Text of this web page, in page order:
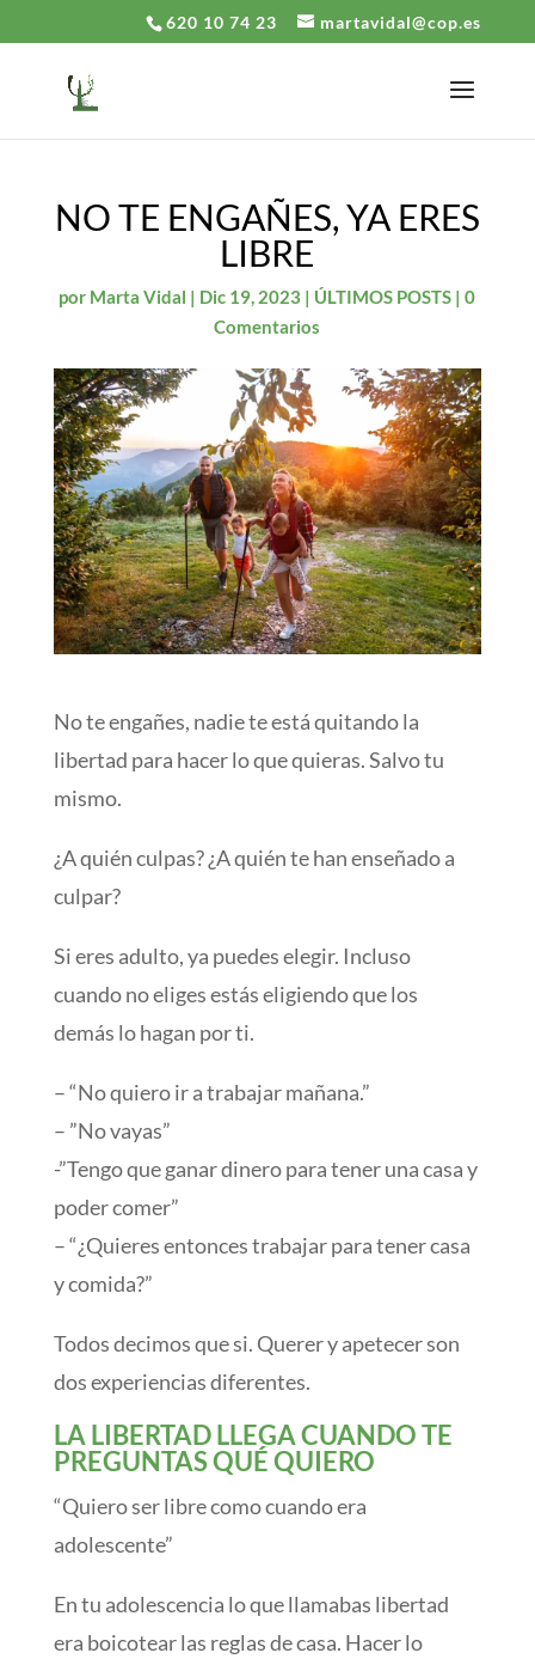
620 10 74 23 martavidal@cop.es
NO TE ENGAÑES, YA ERES
LIBRE
por Marta Vidal | Dic 19, 2023 | ÚLTIMOS POSTS |0
Comentarios
No te engañes, nadie te está quitando la
libertad para hacer lo que quieras. Salvo tu
mismo.
¿A quién culpas? ¿A quién te han enseñado a
culpar?
Si eres adulto, ya puedes elegir. Incluso
cuando no eliges estás eligiendo que los
demás lo hagan por ti.
– “No quiero ir a trabajar mañana.”
– ”No vayas”
-”Tengo que ganar dinero para tener una casa y
poder comer”
– “¿Quieres entonces trabajar para tener casa
y comida?”
Todos decimos que si. Querer y apetecer son
dos experiencias diferentes.
LA LIBERTAD LLEGA CUANDO TE
PREGUNTAS QUÉ QUIERO
“Quiero ser libre como cuando era
adolescente”
En tu adolescencia lo que llamabas libertad
era boicotear las reglas de casa. Hacer lo